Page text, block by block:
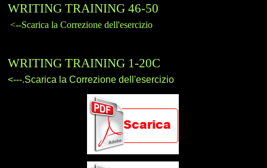
WRITING TRAINING 46-50
<--Scarica la Correzione dell'esercizio
WRITING TRAINING 1-20C
<---.Scarica la Correzione dell'esercizio